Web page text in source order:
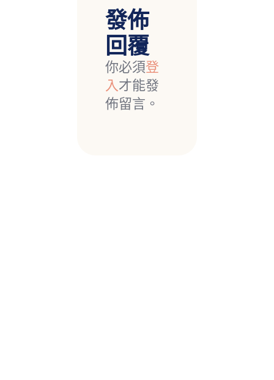
發佈
回覆
你必須登
入才能發
佈留言。